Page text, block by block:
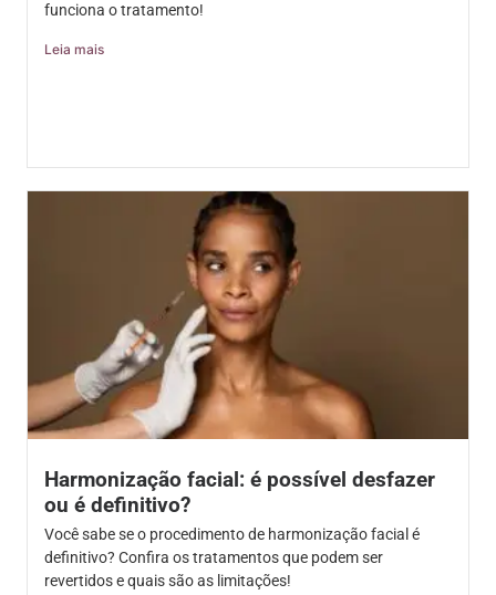
funciona o tratamento!
Leia mais
Harmonização facial: é possível desfazer
ou é definitivo?
Você sabe se o procedimento de harmonização facial é
definitivo? Confira os tratamentos que podem ser
revertidos e quais são as limitações!